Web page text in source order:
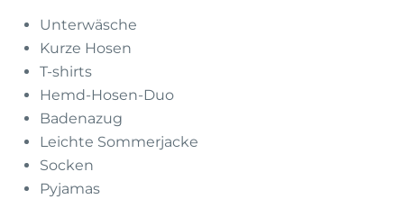
Unterwäsche
Kurze Hosen
T-shirts
Hemd-Hosen-Duo
Badenazug
Leichte Sommerjacke
Socken
Pyjamas